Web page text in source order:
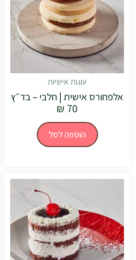
עוגות אישיות
אלפחורס אישית | חלבי – בד״ץ
₪ 70
הוספה לסל